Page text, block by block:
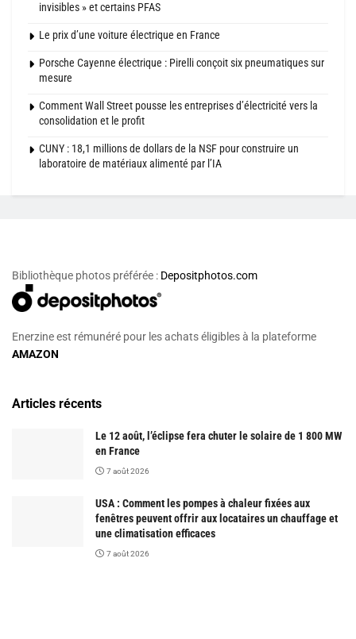
invisibles » et certains PFAS
Le prix d’une voiture électrique en France
Porsche Cayenne électrique : Pirelli conçoit six pneumatiques sur
mesure
Comment Wall Street pousse les entreprises d’électricité vers la
consolidation et le profit
CUNY : 18,1 millions de dollars de la NSF pour construire un
laboratoire de matériaux alimenté par l’IA
Bibliothèque photos préférée : Depositphotos.com
Enerzine est rémunéré pour les achats éligibles à la plateforme
AMAZON
Articles récents
Le 12 août, l’éclipse fera chuter le solaire de 1 800 MW
en France
7 août 2026
USA : Comment les pompes à chaleur fixées aux
fenêtres peuvent offrir aux locataires un chauffage et
une climatisation efficaces
7 août 2026